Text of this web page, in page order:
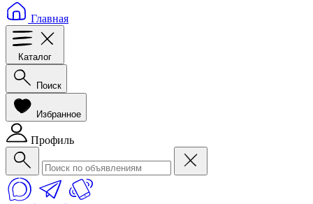
Главная
Каталог
Поиск
Избранное
Профиль